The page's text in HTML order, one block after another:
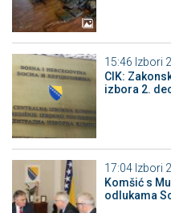
15:46 Izbori
CIK:
izbora 2.
17:04 Izbori
Komšić s
odlukama